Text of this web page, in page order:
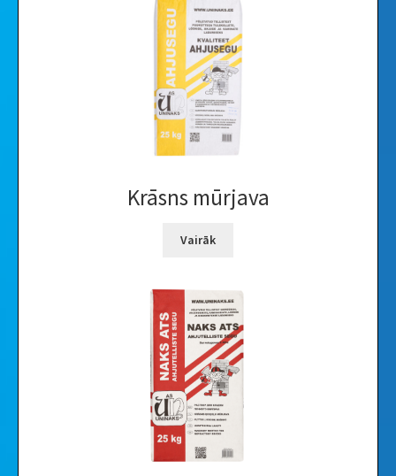
Krāsns mūrjava
Vairāk